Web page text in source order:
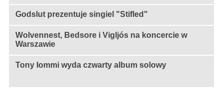
Godslut prezentuje singiel "Stifled"
Wolvennest, Bedsore i Vigljós na koncercie w
Warszawie
Tony Iommi wyda czwarty album solowy